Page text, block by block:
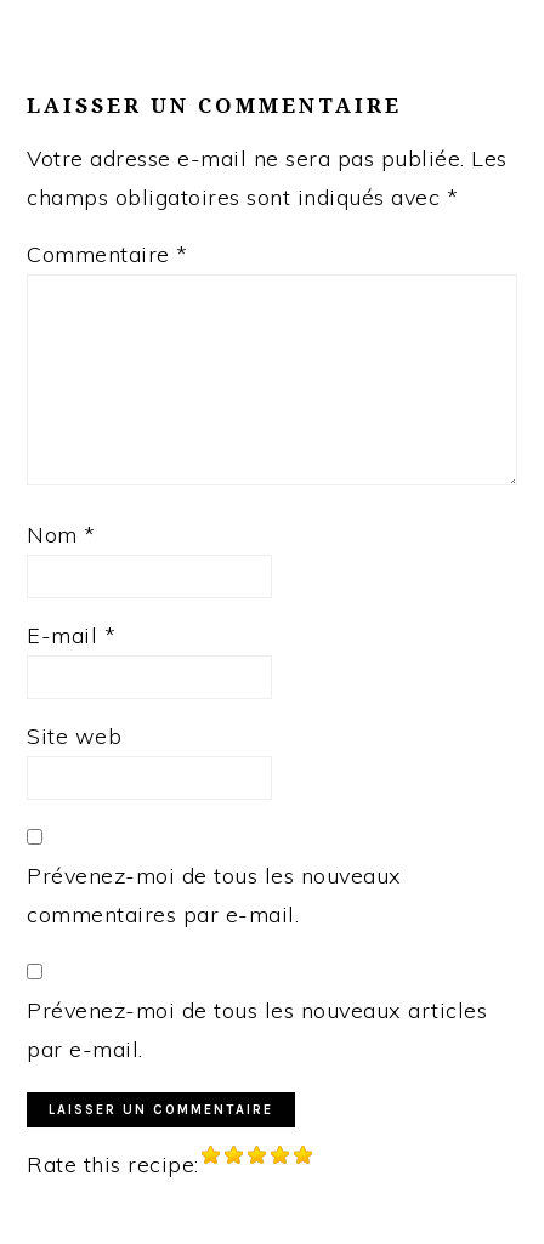
LAISSER UN COMMENTAIRE
Votre adresse e-mail ne sera pas publiée. Les
champs obligatoires sont indiqués avec *
Commentaire *
Nom *
E-mail *
Site web
Prévenez-moi de tous les nouveaux
commentaires par e-mail.
Prévenez-moi de tous les nouveaux articles
par e-mail.
Rate this recipe: